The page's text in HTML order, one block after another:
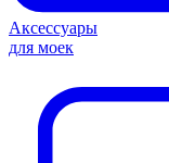
Аксессуары
для моек